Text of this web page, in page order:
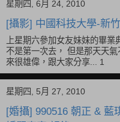
上正在興建的大樓，有一種復
星期四, 6月 24, 2010
[攝影] 中國科技大學-新
上星期六參加女友妹妹的畢業
來很雄偉，跟大家分享... 1